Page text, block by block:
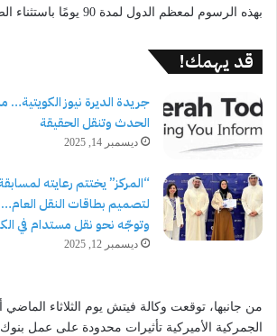
بهذه الرسوم لمعظم الدول لمدة 90 يومًا باستثناء الصين.
قد يهمك!
جريدة الديرة نيوز
الحدث وتنقل الحقيقة
ديسمبر 14, 2025
“المركز” يختتم رعايته
لتصميم بطاقات النقل العام…
وتوجّه نحو نقل مستدام في
ديسمبر 12, 2025
من جانبها، توقعت وكالة فيتش يوم الثلاثاء
الجمركية الأميركية تأثيرات محدودة على عمل